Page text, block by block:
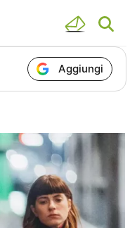
Aggiungi